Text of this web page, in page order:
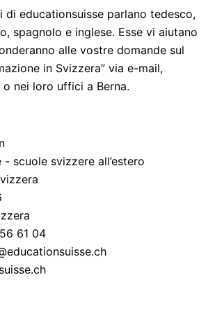
di educationsuisse parlano tedesco,
spagnolo e inglese. Esse vi aiutano
alle vostre domande sul
in Svizzera” via e-mail,
nei loro uffici a Berna.
scuole svizzere all’estero
61 04